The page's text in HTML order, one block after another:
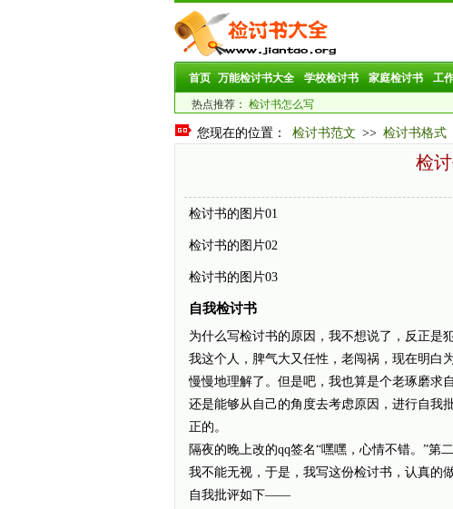
首页 万能检讨书大全 学校检讨书 家庭检讨书 工
热点推荐： 检讨书怎么写
您现在的位置： 检讨书范文 >> 检讨书格式
检
检讨书的图片01
检讨书的图片02
检讨书的图片03
自我检讨书
为什么写检讨书的原因，我不想说了，反正是
我这个人，脾气大又任性，老闯祸，现在明白
慢慢地理解了。但是吧，我也算是个老琢磨求
还是能够从自己的角度去考虑原因，进行自我
正的。
隔夜的晚上改的qq签名“嘿嘿，心情不错。”第
我不能无视，于是，我写这份检讨书，认真的
自我批评如下——